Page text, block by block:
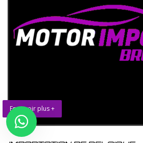
En savoir plus +